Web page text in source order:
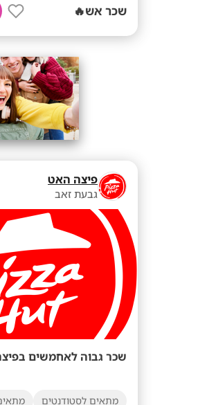
שכר אש🔥
פיצה האט
גבעת זאב
שכר גבוה לאחמשים
מתאים לסטודנטים